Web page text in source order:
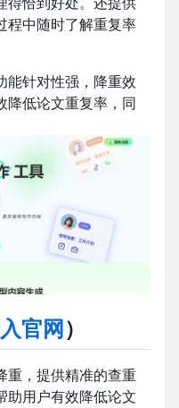
程中随时了解重复率
能针对性强，降重效
降低论文重复率，同
官网 ）
重，提供精准的查重
助用户有效降低论文